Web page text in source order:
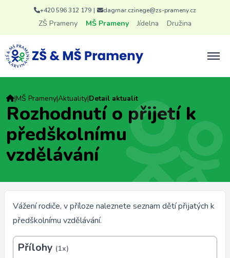
+420 596 312 179 | dagmar.czinege@zs-prameny.cz
ZŠ Prameny MŠ Prameny Jídelna Družina
|MŠ Prameny|Aktuality|Detail aktualit
Rozhodnutí o přijetí k
předškolnímu
vzdělávání
Vážení rodiče, v příloze naleznete seznam dětí přijatých k
předškolnímu vzdělávání.
Přílohy (1x)